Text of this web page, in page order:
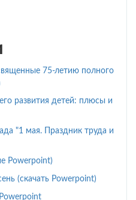
75-летию полного
развития детей: плюсы и
"1 мая. Праздник труда и
Powerpoint)
(скачать Powerpoint)